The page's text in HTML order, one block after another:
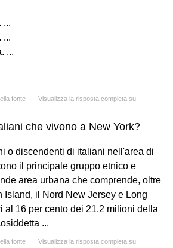
...
...
...
fonte | Visualizza la risposta completa su
che vivono a New York?
o discendenti di italiani nell'area di
il principale gruppo etnico e
area urbana che comprende, oltre
Island, il Nord New Jersey e Long
al 16 per cento dei 21,2 milioni della
...
fonte | Visualizza la risposta completa su